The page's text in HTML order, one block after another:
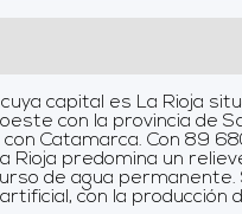
capital es La Rioja
con la provincia de
km² que representa el
Rioja predomina un
Su economía se sustenta
con la producción
ha crecido
Nacional Talampaya,
mayor concentración en
Durante la gran ola de
tanto en términos cuantitativos